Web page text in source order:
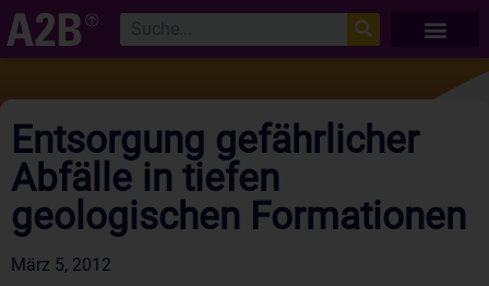
Entsorgung gefährlicher
Abfälle in tiefen
geologischen Formationen
März 5, 2012